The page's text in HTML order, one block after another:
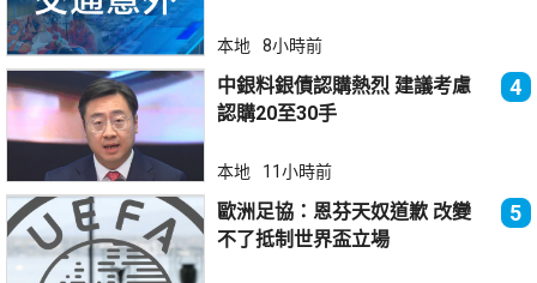
本地 8小時前
中銀料銀債認購熱烈 建議考慮
認購20至30手
4
本地 11小時前
歐洲足協：恩芬天奴道歉 改變
不了抵制世界盃立場
5